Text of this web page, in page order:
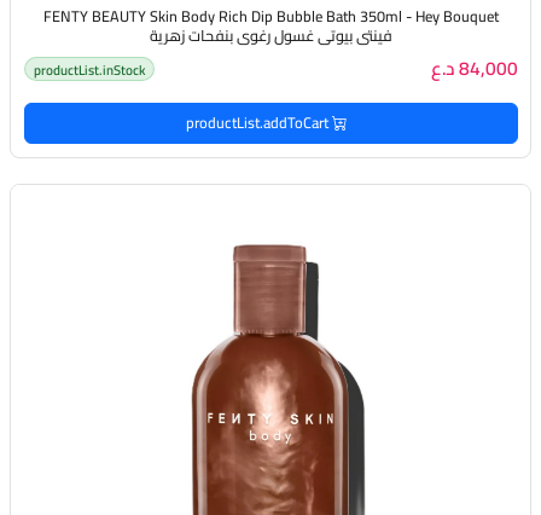
FENTY BEAUTY Skin Body Rich Dip Bubble Bath 350ml - Hey Bouquet
فينتي بيوتي غسول رغوي بنفحات زهرية
84,000 د.ع productList.inStock
productList.addToCart